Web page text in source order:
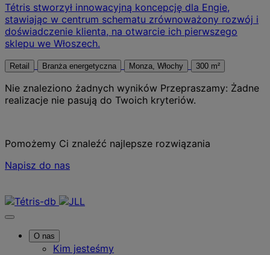
Tétris stworzył innowacyjną koncepcję dla Engie,
stawiając w centrum schematu zrównoważony rozwój i
doświadczenie klienta, na otwarcie ich pierwszego
sklepu we Włoszech.
Retail Branża energetyczna Monza, Włochy 300 m²
Nie znaleziono żadnych wyników Przepraszamy: Żadne
realizacje nie pasują do Twoich kryteriów.
Pomożemy Ci znaleźć najlepsze rozwiązania
Napisz do nas
O nas
Kim jesteśmy